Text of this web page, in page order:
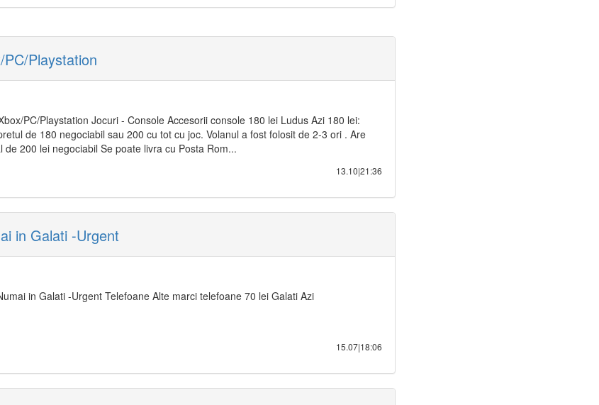
Playstation
PC/Playstation Jocuri - Console Accesorii console 180 lei Ludus Azi 180 lei:
de 180 negociabil sau 200 cu tot cu joc. Volanul a fost folosit de 2-3 ori . Are
200 lei negociabil Se poate livra cu Posta Rom...
13.10|21:36
in Galati -Urgent
in Galati -Urgent Telefoane Alte marci telefoane 70 lei Galati Azi
15.07|18:06